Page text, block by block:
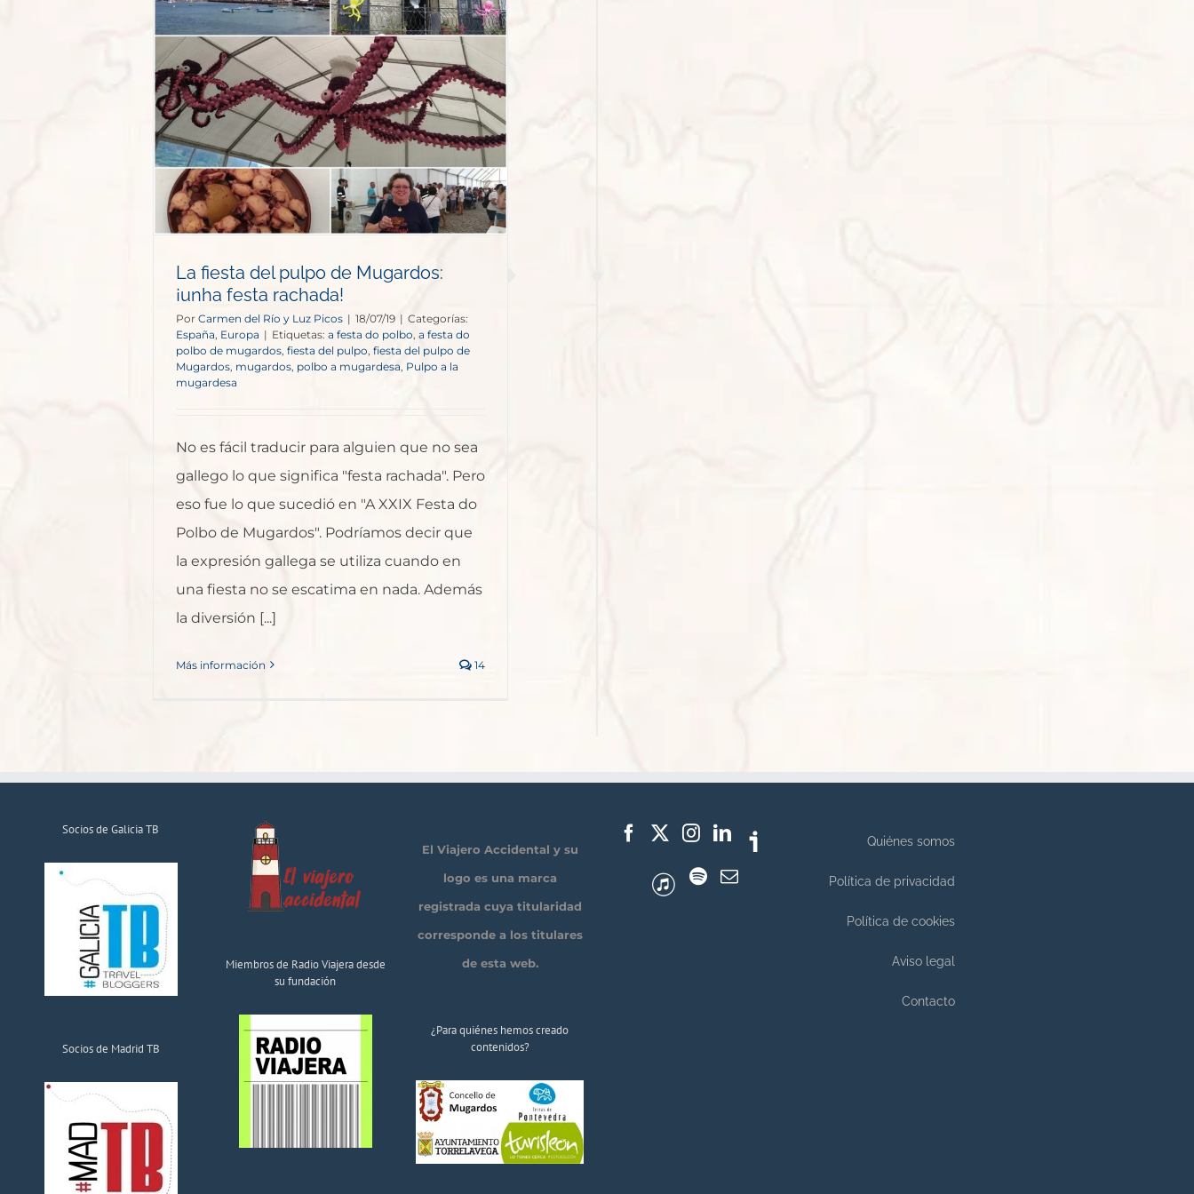
La fiesta del pulpo de Mugardos:
¡unha festa rachada!
Por Carmen del Río y Luz Picos | 18/07/19 | Categorías:
España Europa | Etiquetas: a festa do polbo a festa do
polbo de mugardos fiesta del pulpo, fiesta del pulpo de
Mugardos mugardos, polbo a mugardesa Pulpo a la
mugardesa
No es fácil traducir para alguien que no sea
gallego lo que significa "festa rachada". Pero
eso fue lo que sucedió en "A XXIX Festa do
Polbo de Mugardos". Podríamos decir que
la expresión gallega se utiliza cuando en
una fiesta no se escatima en nada. Además
la diversión [...]
Más información 14
Socios de Galicia TB
Socios de Madrid TB
Miembros de Radio Viajera desde
su fundación
El Viajero Accidental y su
logo es una marca
registrada cuya titularidad
corresponde a los titulares
de esta web.
¿Para quiénes hemos creado
contenidos?
Quiénes somos
Política de privacidad
Política de cookies
Aviso legal
Contacto